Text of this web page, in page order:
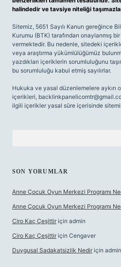
halindedir ve tavsiye niteliği
Sitemiz, 5651 Sayılı Kanun gereğince
Kurumu (BTK) tarafından onaylanmış
vermektedir. Bu nedenle, sitedeki
veya araştırma yükümlülüğümüz
yazdıkları içeriklerin sorumluluğunu
bu sorumluluğu kabul etmiş sayılırlar.
Hukuka ve yasal düzenlemelere aykırı
içerikleri,
ilgili içerikler yasal süre içerisinde
SON YORUMLAR
Anne Çocuk Oyun Merkezi Programı
Anne Çocuk Oyun Merkezi Programı
Ciro Kaç Çeşittir için admin
Ciro Kaç Çeşittir için Cengaver
Duygusal Sadakatsizlik Nedir için admin